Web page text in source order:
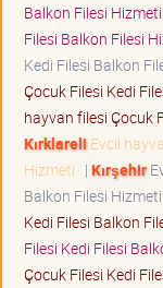
Balkon Filesi Hizmeti
Filesi Balkon Filesi
Kedi Filesi Balkon
Çocuk Filesi Kedi
hayvan filesi Çocuk
Kırklareli Evcil
Hizmeti | Kırşehir
Balkon Filesi Hizmeti
Kedi Filesi Balkon
Filesi Kedi Filesi
Çocuk Filesi Kedi